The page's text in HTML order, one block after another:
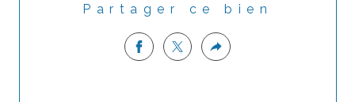
Partager ce bien